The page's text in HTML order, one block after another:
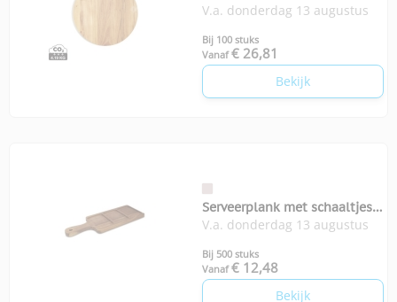
V.a. donderdag 13 augustus
Bij 100 stuks
Vanaf € 26,81
Bekijk
Serveerplank met schaaltjes
InSideOut
V.a. donderdag 13 augustus
Bij 500 stuks
Vanaf € 12,48
Bekijk